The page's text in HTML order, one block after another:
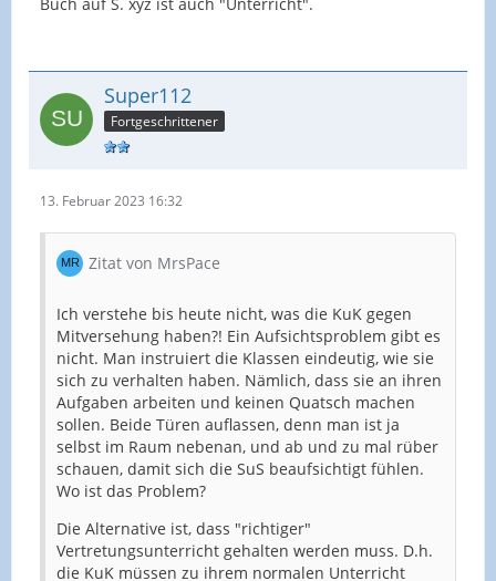
Super112
Fortgeschrittener
13. Februar 2023 16:32
Zitat von MrsPace
Ich verstehe bis heute nicht, was die KuK gegen
Mitversehung haben?! Ein Aufsichtsproblem gibt es
nicht. Man instruiert die Klassen eindeutig, wie sie
sich zu verhalten haben. Nämlich, dass sie an ihren
Aufgaben arbeiten und keinen Quatsch machen
sollen. Beide Türen auflassen, denn man ist ja
selbst im Raum nebenan, und ab und zu mal rüber
schauen, damit sich die SuS beaufsichtigt fühlen.
Wo ist das Problem?
Die Alternative ist, dass "richtiger"
Vertretungsunterricht gehalten werden muss. D.h.
die KuK müssen zu ihrem normalen Unterricht